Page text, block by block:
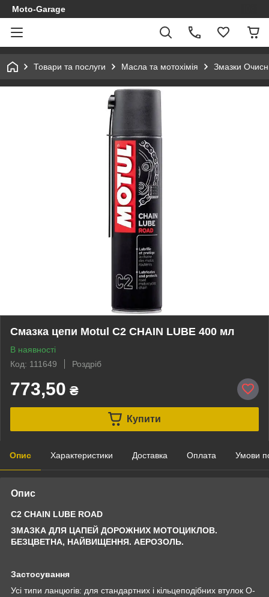
Moto-Garage
Товари та послуги Масла та мотохімія Змазки
Смазка цепи Motul C2 CHAIN LUBE 400 мл
В наявності
Код: 111649
Роздріб
773,50 ₴
Купити
Опис Характеристики Доставка Оплата Умови
Опис
C2 CHAIN LUBE ROAD
ЗМАЗКА ДЛЯ ЦАПЕЙ ДОРОЖНИХ МОТОЦИКЛОВ.
БЕЗЦВЕТНА, НАЙВИЩЕННЯ. АЕРОЗОЛЬ.
Застосування
Усі типи ланцюгів: для стандартних і кільцеподібних втулок O-